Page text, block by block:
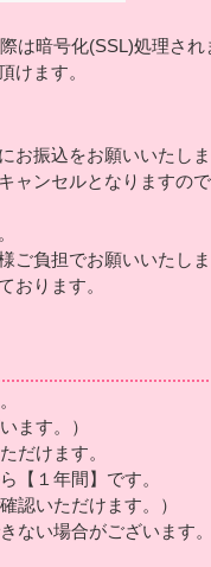
は暗号化(SSL)処理され
けます。
お振込をお願いいたし
ャンセルとなりますの
ご負担でお願いいたし
おります。
ます。）
だけます。
【１年間】です。
認いただけます。）
ない場合がございます